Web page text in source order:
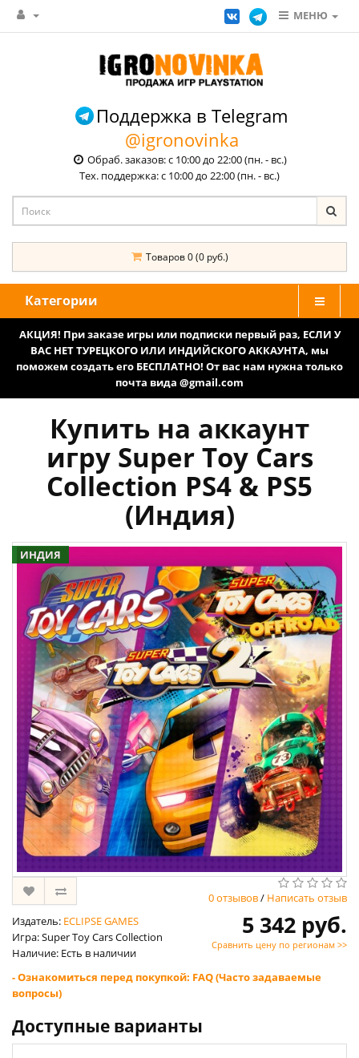
МЕНЮ
Поддержка в Telegram
@igronovinka
Обраб. заказов: с 10:00 до 22:00 (пн. - вс.)
Тех. поддержка: с 10:00 до 22:00 (пн. - вс.)
Товаров 0 (0 руб.)
Категории
АКЦИЯ! При заказе игры или подписки первый раз, ЕСЛИ У
ВАС НЕТ ТУРЕЦКОГО ИЛИ ИНДИЙСКОГО АККАУНТА, мы
поможем создать его БЕСПЛАТНО! От вас нам нужна только
почта вида @gmail.com
Купить на аккаунт
игру Super Toy Cars
Collection PS4 & PS5
(Индия)
ИНДИЯ
0 отзывов/ Написать отзыв
Издатель: ECLIPSE GAMES
Игра: Super Toy Cars Collection
Наличие: Есть в наличии
5 342 руб.
Сравнить цену по регионам >>
- Ознакомиться перед покупкой: FAQ (Часто задаваемые
вопросы)
Доступные варианты